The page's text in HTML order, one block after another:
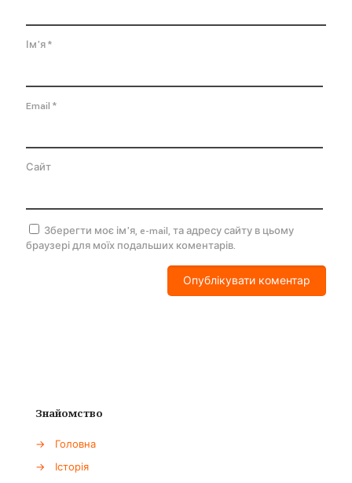
Ім'я*
Email *
Сайт
Зберегти моє ім'я, e-mail, та адресу сайту в цьому
браузері для моїх подальших коментарів.
Знайомство
→
Головна
→
Історія